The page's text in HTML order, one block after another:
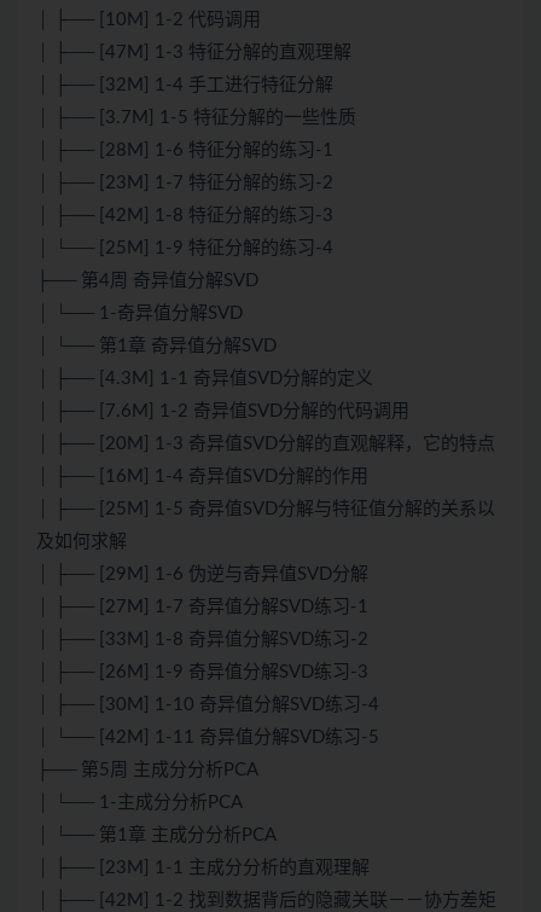
│ ├── [10M] 1-2 代码调用
│ ├── [47M] 1-3 特征分解的直观理解
│ ├── [32M] 1-4 手工进行特征分解
│ ├── [3.7M] 1-5 特征分解的一些性质
│ ├── [28M] 1-6 特征分解的练习-1
│ ├── [23M] 1-7 特征分解的练习-2
│ ├── [42M] 1-8 特征分解的练习-3
│ └── [25M] 1-9 特征分解的练习-4
├── 第4周 奇异值分解SVD
│ └── 1-奇异值分解SVD
│ └── 第1章 奇异值分解SVD
│ ├── [4.3M] 1-1 奇异值SVD分解的定义
│ ├── [7.6M] 1-2 奇异值SVD分解的代码调用
│ ├── [20M] 1-3 奇异值SVD分解的直观解释，它的特点
│ ├── [16M] 1-4 奇异值SVD分解的作用
│ ├── [25M] 1-5 奇异值SVD分解与特征值分解的关系以
及如何求解
│ ├── [29M] 1-6 伪逆与奇异值SVD分解
│ ├── [27M] 1-7 奇异值分解SVD练习-1
│ ├── [33M] 1-8 奇异值分解SVD练习-2
│ ├── [26M] 1-9 奇异值分解SVD练习-3
│ ├── [30M] 1-10 奇异值分解SVD练习-4
│ └── [42M] 1-11 奇异值分解SVD练习-5
├── 第5周 主成分分析PCA
│ └── 1-主成分分析PCA
│ └── 第1章 主成分分析PCA
│ ├── [23M] 1-1 主成分分析的直观理解
│ ├── [42M] 1-2 找到数据背后的隐藏关联－－协方差矩